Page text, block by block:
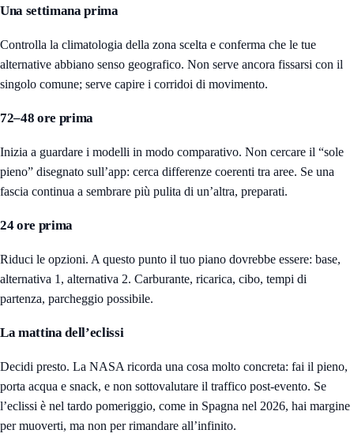
Una settimana prima
Controlla la climatologia della zona scelta e conferma che le tue
alternative abbiano senso geografico. Non serve ancora fissarsi con il
singolo comune; serve capire i corridoi di movimento.
72–48 ore prima
Inizia a guardare i modelli in modo comparativo. Non cercare il “sole
pieno” disegnato sull’app: cerca differenze coerenti tra aree. Se una
fascia continua a sembrare più pulita di un’altra, preparati.
24 ore prima
Riduci le opzioni. A questo punto il tuo piano dovrebbe essere: base,
alternativa 1, alternativa 2. Carburante, ricarica, cibo, tempi di
partenza, parcheggio possibile.
La mattina dell’eclissi
Decidi presto. La NASA ricorda una cosa molto concreta: fai il pieno,
porta acqua e snack, e non sottovalutare il traffico post-evento. Se
l’eclissi è nel tardo pomeriggio, come in Spagna nel 2026, hai margine
per muoverti, ma non per rimandare all’infinito.